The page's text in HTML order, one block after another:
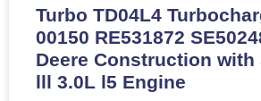
Turbo TD04L4
00150 RE531872
Deere Construction with
lll 3.0L l5 Engine